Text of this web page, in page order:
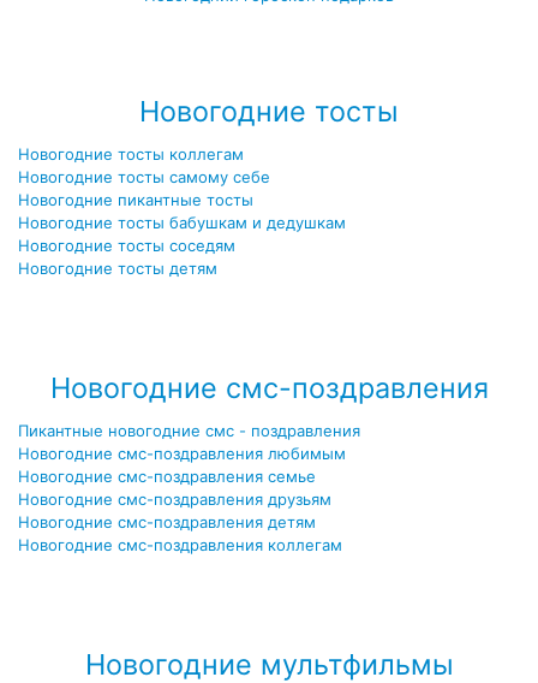
Новогодние тосты
Новогодние тосты коллегам
Новогодние тосты самому себе
Новогодние пикантные тосты
Новогодние тосты бабушкам и дедушкам
Новогодние тосты соседям
Новогодние тосты детям
Новогодние смс-поздравления
Пикантные новогодние смс - поздравления
Новогодние смс-поздравления любимым
Новогодние смс-поздравления семье
Новогодние смс-поздравления друзьям
Новогодние смс-поздравления детям
Новогодние смс-поздравления коллегам
Новогодние мультфильмы